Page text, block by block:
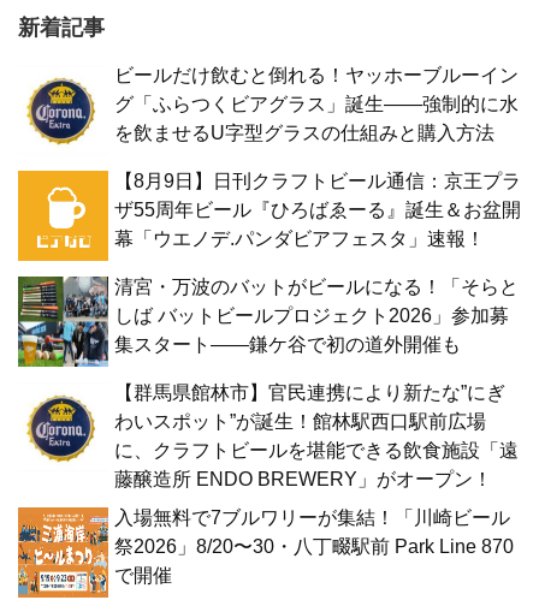
新着記事
ビールだけ飲むと倒れる！ヤッホーブルーイン
グ「ふらつくビアグラス」誕生——強制的に水
を飲ませるU字型グラスの仕組みと購入方法
【8月9日】日刊クラフトビール通信：京王プラ
ザ55周年ビール『ひろばゑーる』誕生＆お盆開
幕「ウエノデ.パンダビアフェスタ」速報！
清宮・万波のバットがビールになる！「そらと
しば バットビールプロジェクト2026」参加募
集スタート——鎌ケ谷で初の道外開催も
【群馬県館林市】官民連携により新たな”にぎ
わいスポット”が誕生！館林駅西口駅前広場
に、クラフトビールを堪能できる飲食施設「遠
藤醸造所 ENDO BREWERY」がオープン！
入場無料で7ブルワリーが集結！「川崎ビール
祭2026」8/20〜30・八丁畷駅前 Park Line 870
で開催